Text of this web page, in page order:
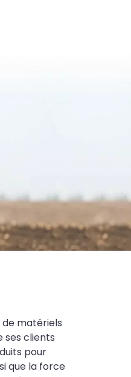
de matériels
ses clients
pour
que la force